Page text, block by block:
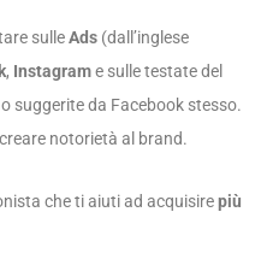
sulleAds (dall’inglese
, Instagrame sulle testate del
suggerite da Facebook stesso.
notorietà al brand.
che ti aiuti ad acquisirepiù